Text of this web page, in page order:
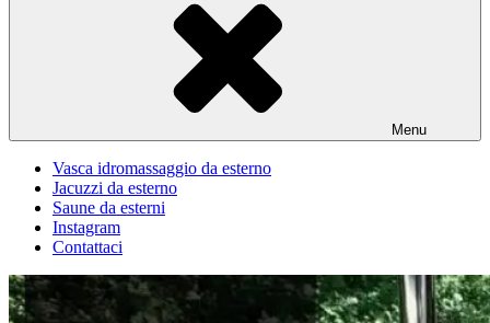
Menu
Vasca idromassaggio da esterno
Jacuzzi da esterno
Saune da esterni
Instagram
Contattaci